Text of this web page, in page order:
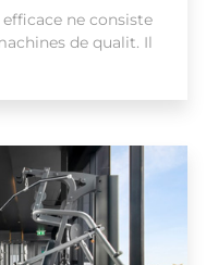
ne consiste
de qualit. Il